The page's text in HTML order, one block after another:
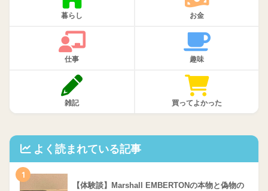
暮らし お金
仕事 趣味
雑記 買ってよかった
よく読まれている記事
1
【体験談】Marshall EMBERTONの本物と偽物の